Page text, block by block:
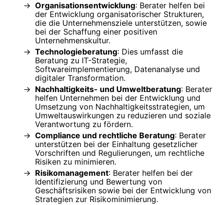
Organisationsentwicklung: Berater helfen bei
der Entwicklung organisatorischer Strukturen,
die die Unternehmensziele unterstützen, sowie
bei der Schaffung einer positiven
Unternehmenskultur.
Technologieberatung: Dies umfasst die
Beratung zu IT-Strategie,
Softwareimplementierung, Datenanalyse und
digitaler Transformation.
Nachhaltigkeits- und Umweltberatung: Berater
helfen Unternehmen bei der Entwicklung und
Umsetzung von Nachhaltigkeitsstrategien, um
Umweltauswirkungen zu reduzieren und soziale
Verantwortung zu fördern.
Compliance und rechtliche Beratung: Berater
unterstützen bei der Einhaltung gesetzlicher
Vorschriften und Regulierungen, um rechtliche
Risiken zu minimieren.
Risikomanagement: Berater helfen bei der
Identifizierung und Bewertung von
Geschäftsrisiken sowie bei der Entwicklung von
Strategien zur Risikominimierung.